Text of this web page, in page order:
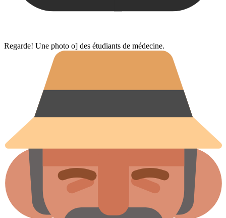
Regarde! Une photo o] des étudiants de médecine.